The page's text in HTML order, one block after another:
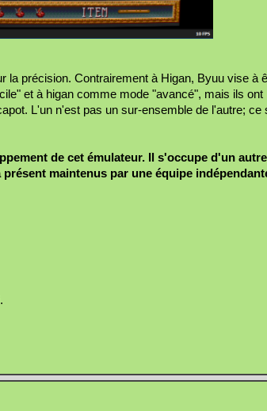
précision. Contrairement à Higan, Byuu vise à
et à higan comme mode "avancé", mais ils ont
L'un n'est pas un sur-ensemble de l'autre; ce
de cet émulateur. Il s'occupe d'un
maintenus par une équipe
.